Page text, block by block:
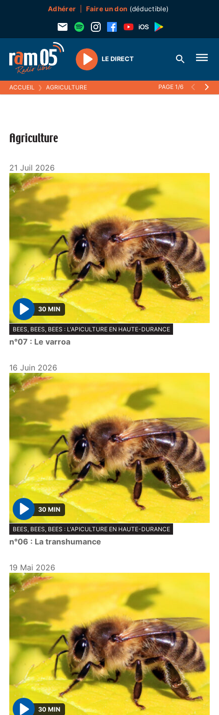
Adhérer Faire un don (déductible)
Play
LE DIRECT
ACCUEIL ❯ AGRICULTURE PAGE 1/6
Agriculture
21 Juil 2026
P
l
a
30 MIN
BEES, BEES, BEES : L'APICULTURE EN HAUTE-DURANCE
n°07 : Le varroa
16 Juin 2026
P
l
a
30 MIN
BEES, BEES, BEES : L'APICULTURE EN HAUTE-DURANCE
n°06 : La transhumance
19 Mai 2026
30 MIN